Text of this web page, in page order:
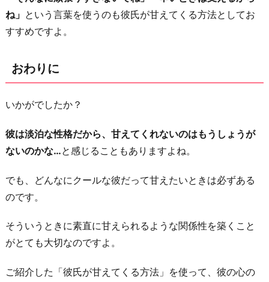
ね」 という言葉を使うのも彼氏が甘えてくる方法としてお
すすめですよ。
おわりに
いかがでしたか？
彼は淡泊な性格だから、甘えてくれないのはもうしょうが
ないのかな…と感じることもありますよね。
でも、どんなにクールな彼だって甘えたいときは必ずある
のです。
そういうときに素直に甘えられるような関係性を築くこと
がとても大切なのですよ。
ご紹介した「彼氏が甘えてくる方法」を使って、彼の心の